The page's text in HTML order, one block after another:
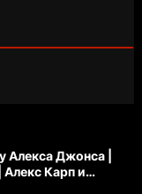
Алекса Джонса |
Карп и